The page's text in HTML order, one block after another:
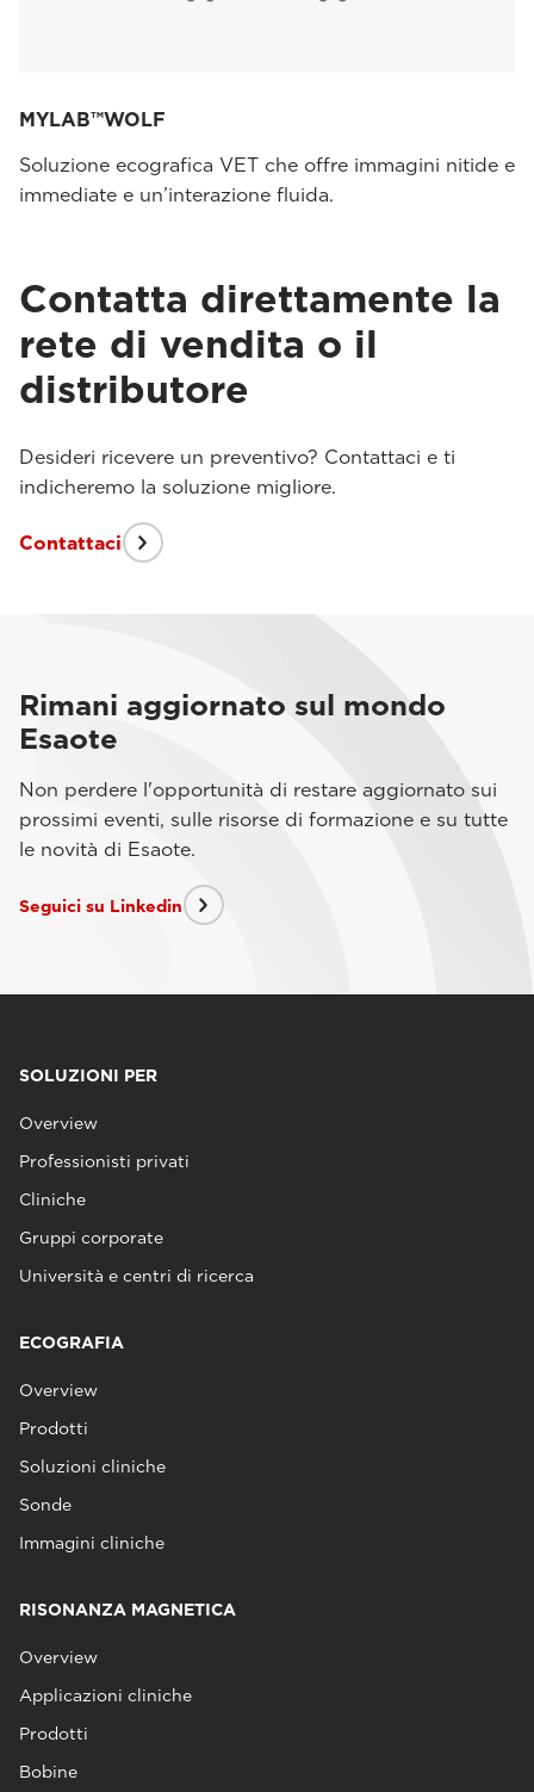
MYLAB™WOLF
Soluzione ecografica VET che offre immagini nitide e
immediate e un’interazione fluida.
Contatta direttamente la
rete di vendita o il
distributore
Desideri ricevere un preventivo? Contattaci e ti
indicheremo la soluzione migliore.
Contattaci
Rimani aggiornato sul mondo
Esaote
Non perdere l'opportunità di restare aggiornato sui
prossimi eventi, sulle risorse di formazione e su tutte
le novità di Esaote.
Seguici su Linkedin
SOLUZIONI PER
Overview
Professionisti privati
Cliniche
Gruppi corporate
Università e centri di ricerca
ECOGRAFIA
Overview
Prodotti
Soluzioni cliniche
Sonde
Immagini cliniche
RISONANZA MAGNETICA
Overview
Applicazioni cliniche
Prodotti
Bobine